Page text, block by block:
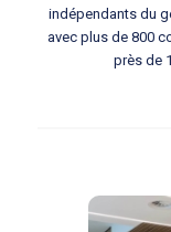
indépendants du
avec plus de 800
près de